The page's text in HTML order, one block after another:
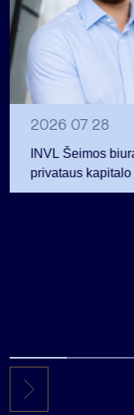
2026 07 28
INVL Šeimos
privataus kapitalo
investuojantį